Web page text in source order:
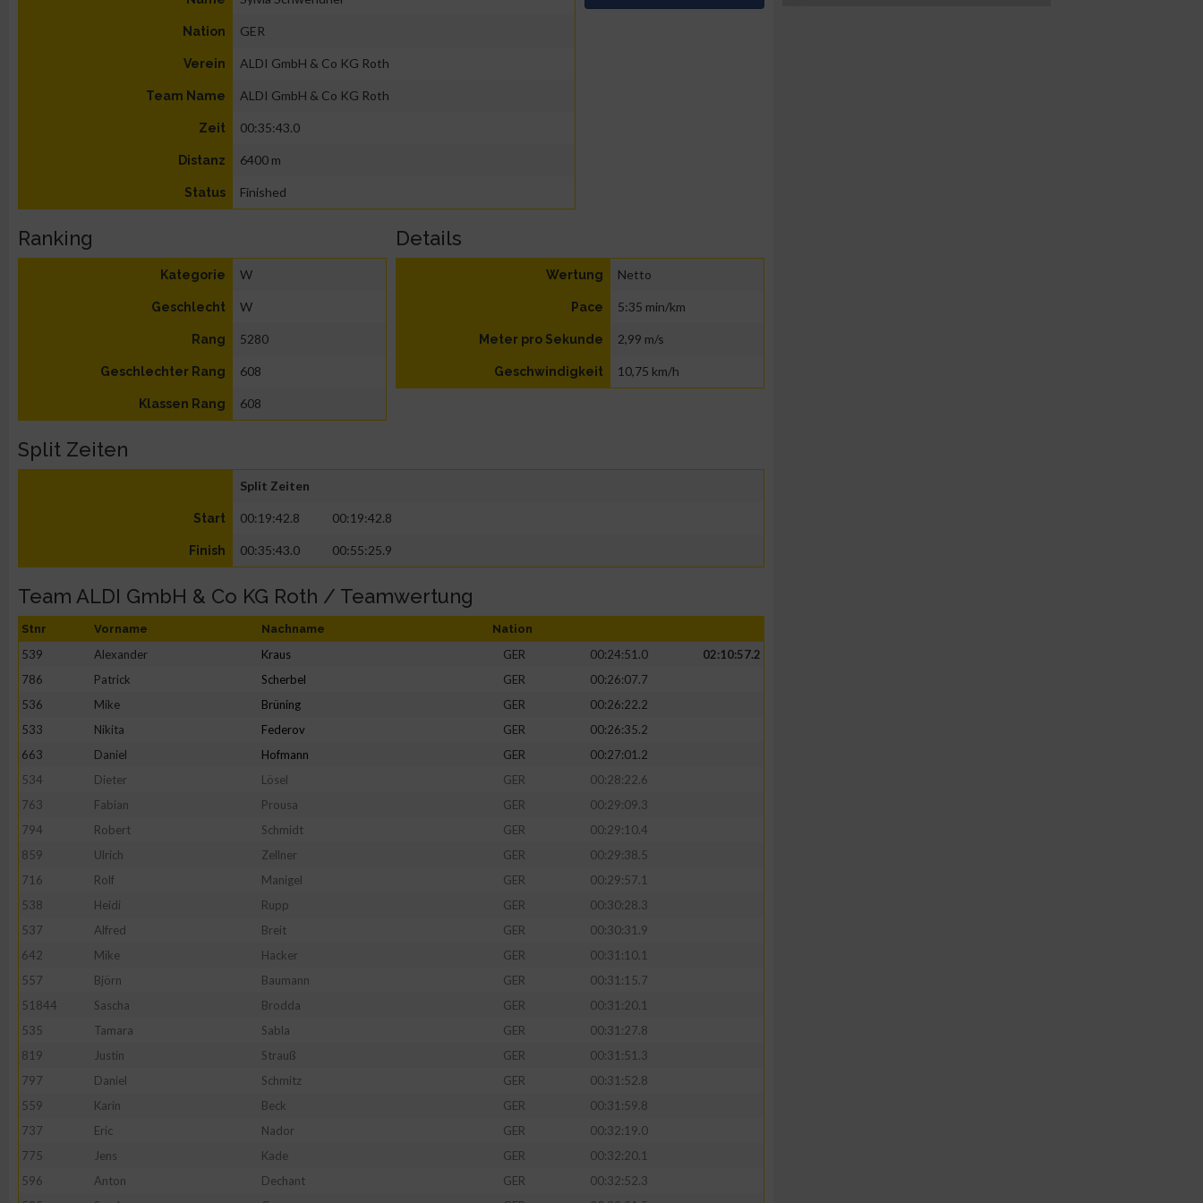
Nation GER
Verein ALDI GmbH & Co KG Roth
Team Name ALDI GmbH & Co KG Roth
Zeit 00:35:43.0
Distanz 6400 m
Status Finished
Ranking
Kategorie W
Geschlecht W
Rang 5280
Geschlechter Rang 608
Klassen Rang 608
Details
Wertung Netto
Pace 5:35 min/km
Meter pro Sekunde 2,99 m/s
Geschwindigkeit 10,75 km/h
Split Zeiten
Split Zeiten
Start 00:19:42.8 00:19:42.8
Finish 00:35:43.0 00:55:25.9
Team ALDI GmbH & Co KG Roth / Teamwertung
Stnr Vorname Nachname Nation
539 Alexander Kraus GER 00:24:51.0
02:10:57.2
786
Patrick Scherbel GER
00:26:07.7
536
Mike Brüning GER
00:26:22.2
533
Nikita Federov GER
00:26:35.2
663
Daniel Hofmann GER
00:27:01.2
534
Dieter Lösel GER
00:28:22.6
763
Fabian Prousa GER
00:29:09.3
794
Robert Schmidt GER
00:29:10.4
859
Ulrich Zellner GER
00:29:38.5
716
Rolf Manigel GER
00:29:57.1
538
Heidi Rupp GER
00:30:28.3
537
Alfred Breit GER
00:30:31.9
642
Mike Hacker GER
00:31:10.1
557
Björn Baumann GER
00:31:15.7
51844
Sascha Brodda GER
00:31:20.1
535
Tamara Sabla GER
00:31:27.8
819
Justin Strauß GER
00:31:51.3
797
Daniel Schmitz GER
00:31:52.8
559
Karin Beck GER
00:31:59.8
737
Eric Nador GER
00:32:19.0
775
Jens Kade GER
00:32:20.1
596
Anton Dechant GER
00:32:52.3